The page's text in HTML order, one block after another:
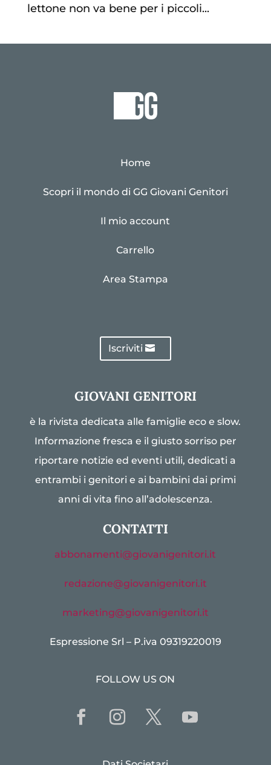
lettone non va bene per i piccoli...
Home
Scopri il mondo di GG Giovani Genitori
Il mio account
Carrello
Area Stampa
Iscriviti
GIOVANI GENITORI
è la rivista dedicata alle famiglie eco e slow.
Informazione fresca e il giusto sorriso per
riportare notizie ed eventi utili, dedicati a
entrambi i genitori e ai bambini dai primi
anni di vita fino all’adolescenza.
CONTATTI
abbonamenti@giovanigenitori.it
redazione@giovanigenitori.it
marketing@giovanigenitori.it
Espressione Srl – P.iva 09319220019
FOLLOW US ON